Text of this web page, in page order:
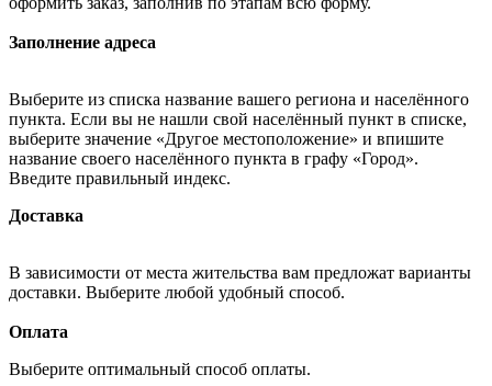
Заполнение адреса
Выберите из списка название вашего региона и населённого
пункта. Если вы не нашли свой населённый пункт в списке,
выберите значение «Другое местоположение» и впишите
название своего населённого пункта в графу «Город».
Введите правильный индекс.
Доставка
В зависимости от места жительства вам предложат варианты
доставки. Выберите любой удобный способ.
Оплата
Выберите оптимальный способ оплаты.